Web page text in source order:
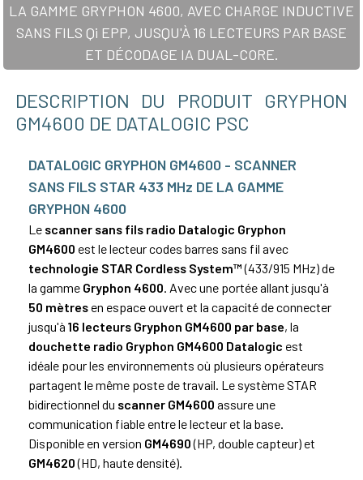
LA GAMME GRYPHON 4600, AVEC CHARGE INDUCTIVE
SANS FILS Qi EPP, JUSQU'À 16 LECTEURS PAR BASE
ET DÉCODAGE IA DUAL-CORE.
DESCRIPTION DU PRODUIT GRYPHON
GM4600 DE DATALOGIC PSC
DATALOGIC GRYPHON GM4600 - SCANNER
SANS FILS STAR 433 MHz DE LA GAMME
GRYPHON 4600
Le scanner sans fils radio Datalogic Gryphon
GM4600 est le lecteur codes barres sans fil avec
technologie STAR Cordless System™(433/915 MHz) de
la gamme Gryphon 4600 . Avec une portée allant jusqu'à
50 mètres en espace ouvert et la capacité de connecter
jusqu'à 16 lecteurs Gryphon GM4600 par base, la
douchette radio Gryphon GM4600 Datalogic est
idéale pour les environnements où plusieurs opérateurs
partagent le même poste de travail. Le système STAR
bidirectionnel du scanner GM4600 assure une
communication fiable entre le lecteur et la base.
Disponible en version GM4690(HP, double capteur) et
GM4620(HD, haute densité).